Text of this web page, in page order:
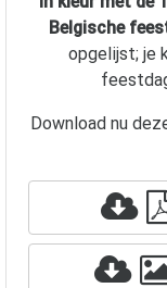
Belgische
opgelijst; je
Download nu